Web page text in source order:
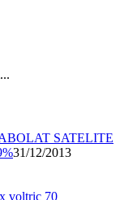
SATELITE
31/12/2013
voltric 70